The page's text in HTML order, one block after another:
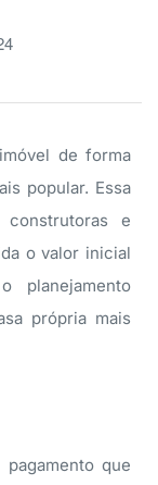
de forma
popular. Essa
construtoras e
o valor inicial
planejamento
própria mais
que